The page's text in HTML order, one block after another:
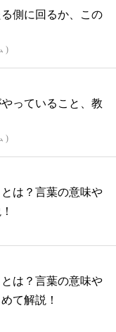
る側に回るか、この
)
っていること、教
)
とは？言葉の意味や
とは？言葉の意味や
て解説！